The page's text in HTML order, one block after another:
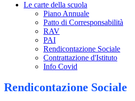
Le carte della scuola
Piano Annuale
Patto di Corresponsabilità
RAV
PAI
Rendicontazione Sociale
Contrattazione d'Istituto
Info Covid
Rendicontazione Sociale